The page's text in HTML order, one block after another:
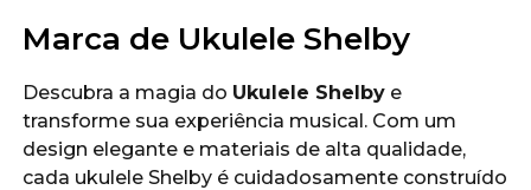
Marca de Ukulele Shelby
Descubra a magia do Ukulele Shelbye
transforme sua experiência musical. Com um
design elegante e materiais de alta qualidade,
cada ukulele Shelby é cuidadosamente construído